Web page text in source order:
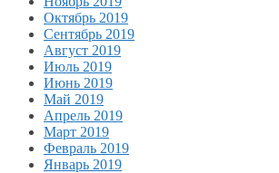
Октябрь 2019
Сентябрь 2019
Август 2019
Июль 2019
Июнь 2019
Май 2019
Апрель 2019
Март 2019
Февраль 2019
Январь 2019